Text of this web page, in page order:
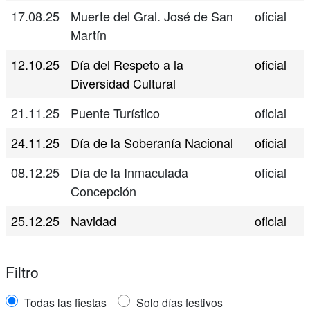
17.08.25
Muerte del Gral. José de San
Martín
oficial
12.10.25
Día del Respeto a la
Diversidad Cultural
oficial
21.11.25 Puente Turístico
oficial
24.11.25
Día de la Soberanía Nacional
oficial
08.12.25
Día de la Inmaculada
Concepción
oficial
25.12.25 Navidad oficial
Filtro
Todas las fiestas Solo días festivos